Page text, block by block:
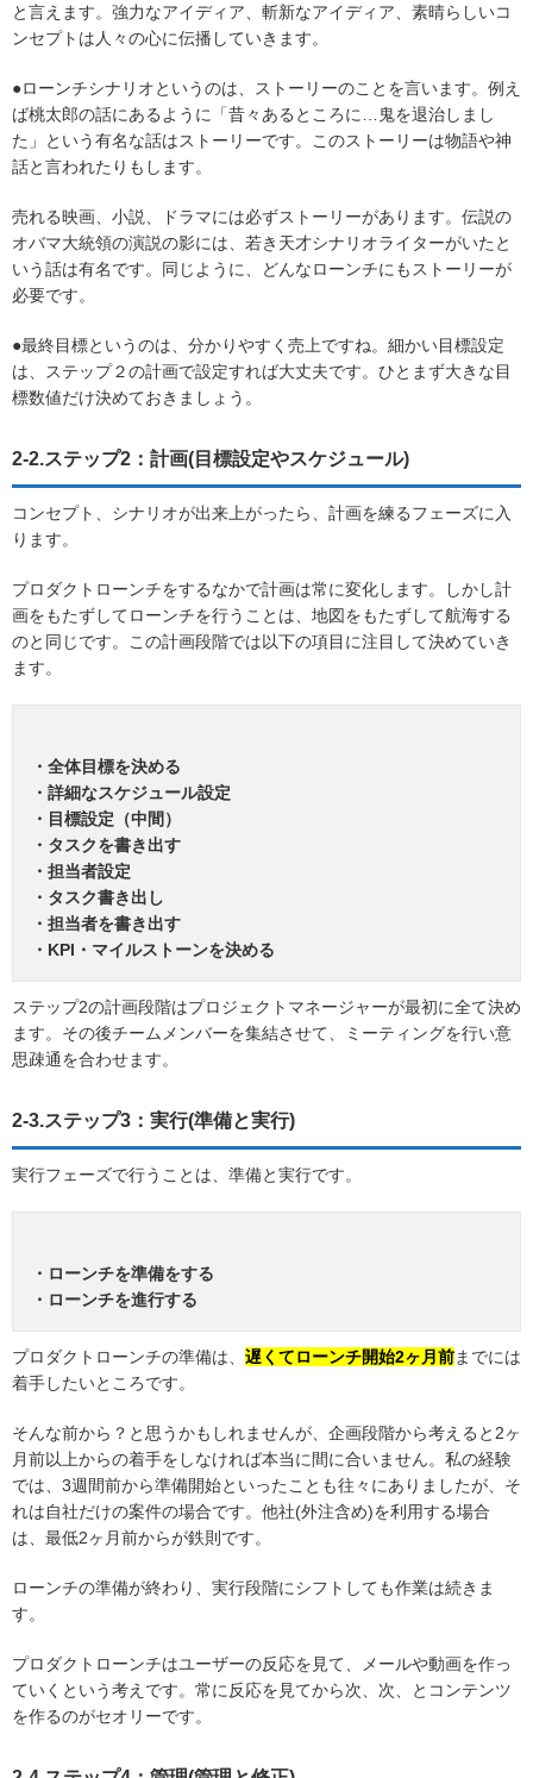
と言えます。強力なアイディア、斬新なアイディア、素晴らしいコ
ンセプトは人々の心に伝播していきます。
●ローンチシナリオというのは、ストーリーのことを言います。例え
ば桃太郎の話にあるように「昔々あるところに…鬼を退治しまし
た」という有名な話はストーリーです。このストーリーは物語や神
話と言われたりもします。
売れる映画、小説、ドラマには必ずストーリーがあります。伝説の
オバマ大統領の演説の影には、若き天才シナリオライターがいたと
いう話は有名です。同じように、どんなローンチにもストーリーが
必要です。
●最終目標というのは、分かりやすく売上ですね。細かい目標設定
は、ステップ２の計画で設定すれば大丈夫です。ひとまず大きな目
標数値だけ決めておきましょう。
2-2.ステップ2：計画(目標設定やスケジュール)
コンセプト、シナリオが出来上がったら、計画を練るフェーズに入
ります。
プロダクトローンチをするなかで計画は常に変化します。しかし計
画をもたずしてローンチを行うことは、地図をもたずして航海する
のと同じです。この計画段階では以下の項目に注目して決めていき
ます。
・全体目標を決める
・詳細なスケジュール設定
・目標設定（中間）
・タスクを書き出す
・担当者設定
・タスク書き出し
・担当者を書き出す
・KPI・マイルストーンを決める
ステップ2の計画段階はプロジェクトマネージャーが最初に全て決め
ます。その後チームメンバーを集結させて、ミーティングを行い意
思疎通を合わせます。
2-3.ステップ3：実行(準備と実行)
実行フェーズで行うことは、準備と実行です。
・ローンチを準備をする
・ローンチを進行する
プロダクトローンチの準備は、 遅くてローンチ開始2ヶ月前までには
着手したいところです。
そんな前から？と思うかもしれませんが、企画段階から考えると2ヶ
月前以上からの着手をしなければ本当に間に合いません。私の経験
では、3週間前から準備開始といったことも往々にありましたが、そ
れは自社だけの案件の場合です。他社(外注含め)を利用する場合
は、最低2ヶ月前からが鉄則です。
ローンチの準備が終わり、実行段階にシフトしても作業は続きま
す。
プロダクトローンチはユーザーの反応を見て、メールや動画を作っ
ていくという考えです。常に反応を見てから次、次、とコンテンツ
を作るのがセオリーです。